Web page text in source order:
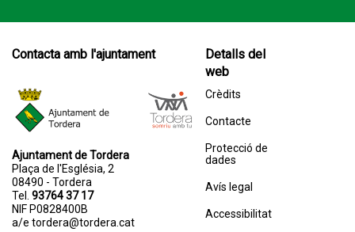
Contacta amb l'ajuntament
Ajuntament de Tordera
Plaça de l'Església, 2
08490 - Tordera
Tel. 93764 37 17
NIF P0828400B
a/e tordera@tordera.cat
Detalls del
web
Crèdits
Contacte
Protecció de
dades
Avís legal
Accessibilitat